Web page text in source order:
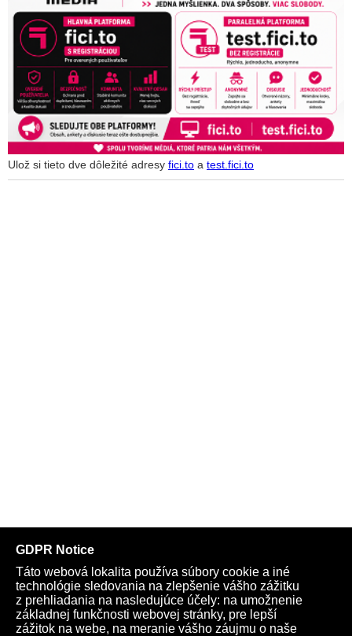
Ulož si tieto dve dôležité adresy fici.to a test.fici.to
Telegram Youtube Facebook Archív